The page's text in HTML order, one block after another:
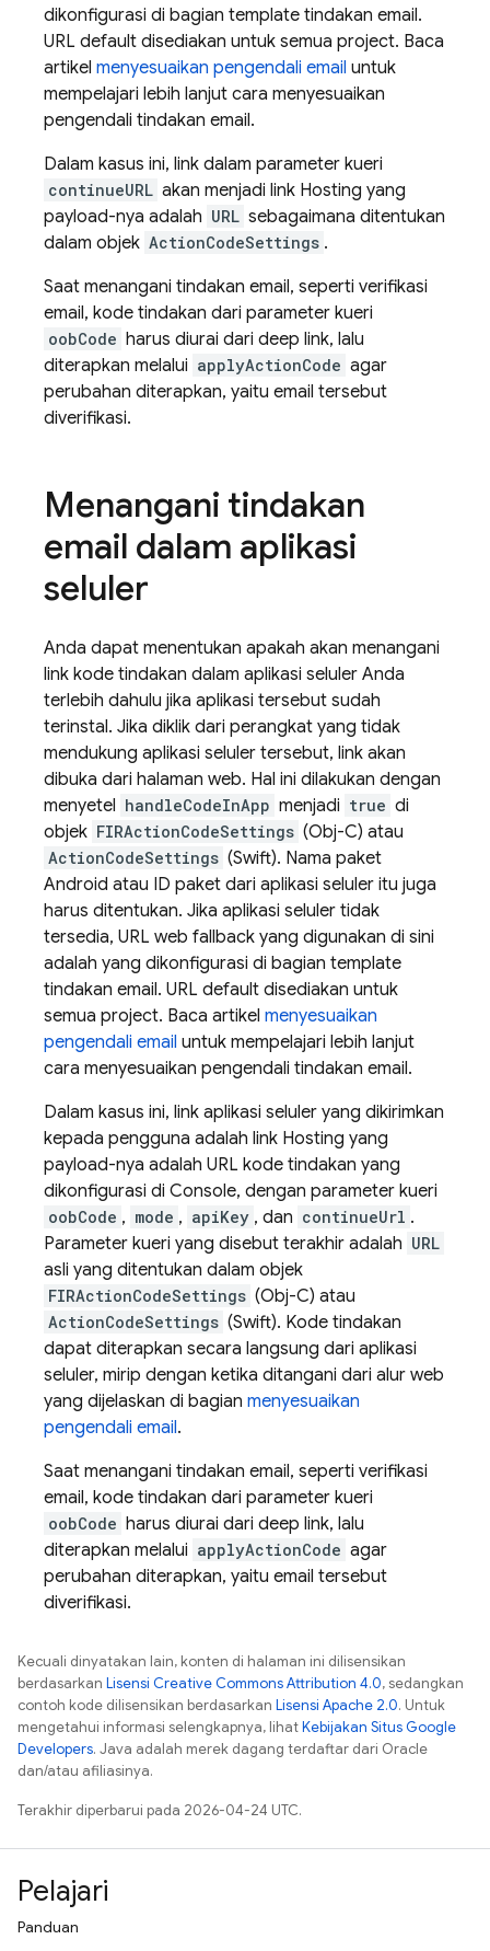
dikonfigurasi di bagian template tindakan email.
URL default disediakan untuk semua project. Baca
artikel menyesuaikan pengendali email untuk
mempelajari lebih lanjut cara menyesuaikan
pengendali tindakan email.
Dalam kasus ini, link dalam parameter kueri
continueURL akan menjadi link Hosting yang
payload-nya adalah URL sebagaimana ditentukan
dalam objek ActionCodeSettings .
Saat menangani tindakan email, seperti verifikasi
email, kode tindakan dari parameter kueri
oobCode harus diurai dari deep link, lalu
diterapkan melalui applyActionCode agar
perubahan diterapkan, yaitu email tersebut
diverifikasi.
Menangani tindakan
email dalam aplikasi
seluler
Anda dapat menentukan apakah akan menangani
link kode tindakan dalam aplikasi seluler Anda
terlebih dahulu jika aplikasi tersebut sudah
terinstal. Jika diklik dari perangkat yang tidak
mendukung aplikasi seluler tersebut, link akan
dibuka dari halaman web. Hal ini dilakukan dengan
menyetel handleCodeInApp menjadi true di
objek FIRActionCodeSettings (Obj-C) atau
ActionCodeSettings (Swift). Nama paket
Android atau ID paket dari aplikasi seluler itu juga
harus ditentukan. Jika aplikasi seluler tidak
tersedia, URL web fallback yang digunakan di sini
adalah yang dikonfigurasi di bagian template
tindakan email. URL default disediakan untuk
semua project. Baca artikel menyesuaikan
pengendali email untuk mempelajari lebih lanjut
cara menyesuaikan pengendali tindakan email.
Dalam kasus ini, link aplikasi seluler yang dikirimkan
kepada pengguna adalah link Hosting yang
payload-nya adalah URL kode tindakan yang
dikonfigurasi di Console, dengan parameter kueri
oobCode , mode , apiKey , dan continueUrl .
Parameter kueri yang disebut terakhir adalah URL
asli yang ditentukan dalam objek
FIRActionCodeSettings (Obj-C) atau
ActionCodeSettings (Swift). Kode tindakan
dapat diterapkan secara langsung dari aplikasi
seluler, mirip dengan ketika ditangani dari alur web
yang dijelaskan di bagian menyesuaikan
pengendali email.
Saat menangani tindakan email, seperti verifikasi
email, kode tindakan dari parameter kueri
oobCode harus diurai dari deep link, lalu
diterapkan melalui applyActionCode agar
perubahan diterapkan, yaitu email tersebut
diverifikasi.
Kecuali dinyatakan lain, konten di halaman ini dilisensikan
berdasarkan Lisensi Creative Commons Attribution 4.0, sedangkan
contoh kode dilisensikan berdasarkan Lisensi Apache 2.0. Untuk
mengetahui informasi selengkapnya, lihatKebijakan Situs Google
Developers. Java adalah merek dagang terdaftar dari Oracle
dan/atau afiliasinya.
Terakhir diperbarui pada 2026-04-24 UTC.
Pelajari
Panduan